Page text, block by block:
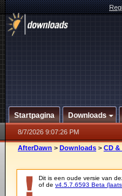
Startpagina Downloads
8/7/2026 9:07:26 PM
AfterDawn > Downloads > CD &
Dit is een oude versie van
of de v4.5.7.6593 Beta